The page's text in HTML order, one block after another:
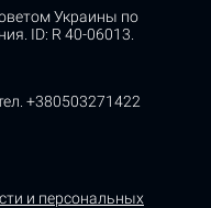
Украины по
ID: R 40-06013.
+380503271422
и персональных